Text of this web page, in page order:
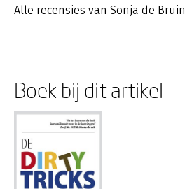
Alle recensies van Sonja de Bruin
Boek bij dit artikel